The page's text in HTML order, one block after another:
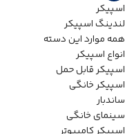
اسپیکر
لندینگ اسپیکر
همه موارد این دسته
انواع اسپیکر
اسپیکر قابل حمل
اسپیکر خانگی
ساندبار
سینمای خانگی